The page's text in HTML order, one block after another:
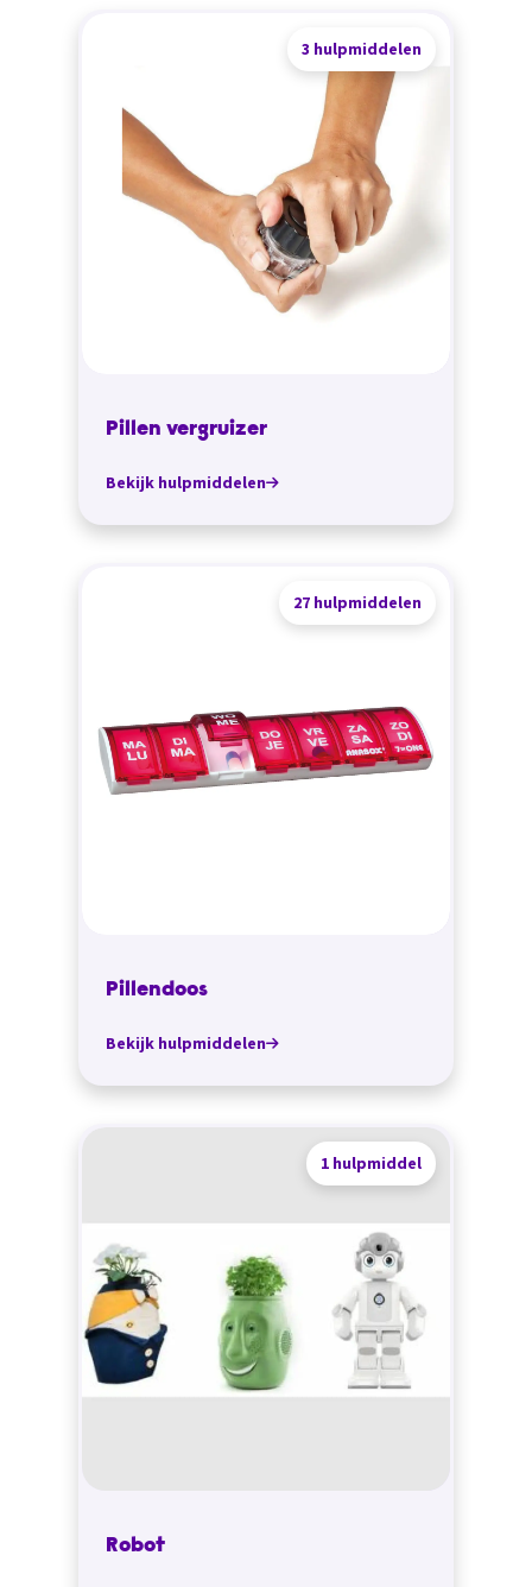
3 hulpmiddelen
Pillen vergruizer
Bekijk hulpmiddelen
27 hulpmiddelen
Pillendoos
Bekijk hulpmiddelen
1 hulpmiddel
Robot